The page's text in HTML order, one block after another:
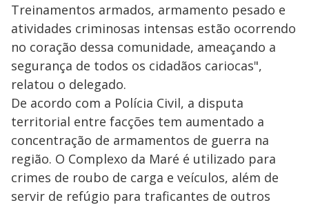
Treinamentos armados, armamento pesado e
atividades criminosas intensas estão ocorrendo
no coração dessa comunidade, ameaçando a
segurança de todos os cidadãos cariocas",
relatou o delegado.
De acordo com a Polícia Civil, a disputa
territorial entre facções tem aumentado a
concentração de armamentos de guerra na
região. O Complexo da Maré é utilizado para
crimes de roubo de carga e veículos, além de
servir de refúgio para traficantes de outros